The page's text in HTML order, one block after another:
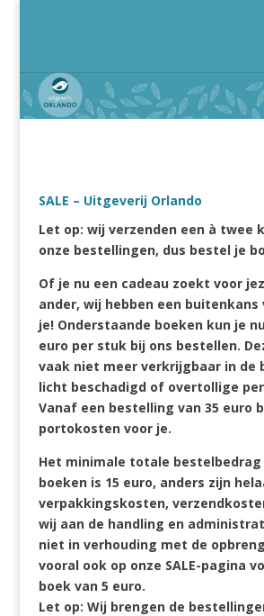
SALE – Uitgeverij Orlando
Let op: wij verzenden een à twee
onze bestellingen, dus bestel je
Of je nu een cadeau zoekt voor
ander, wij hebben een buitenkans
je! Onderstaande boeken kun je
euro per stuk bij ons bestellen.
vaak niet meer verkrijgbaar in de
licht beschadigd of overtollige
Vanaf een bestelling van 35 euro
portokosten voor je.
Het minimale totale bestelbedrag
boeken is 15 euro, anders zijn
verpakkingskosten,
wij aan de handling en
niet in verhouding met de
vooral ook op onze SALE-pagina
boek van 5 euro.
Let op: Wij brengen de